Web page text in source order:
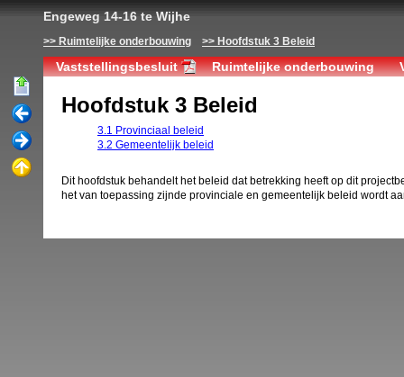
Engeweg 14-16 te Wijhe
Ruimtelijke onderbouwing Hoofdstuk 3 Beleid
Vaststellingsbesluit Ruimtelijke onderbouwing
Hoofdstuk 3 Beleid
3.1 Provinciaal beleid
3.2 Gemeentelijk beleid
Dit hoofdstuk behandelt het beleid dat betrekking heeft op dit
het van toepassing zijnde provinciale en gemeentelijk beleid wordt